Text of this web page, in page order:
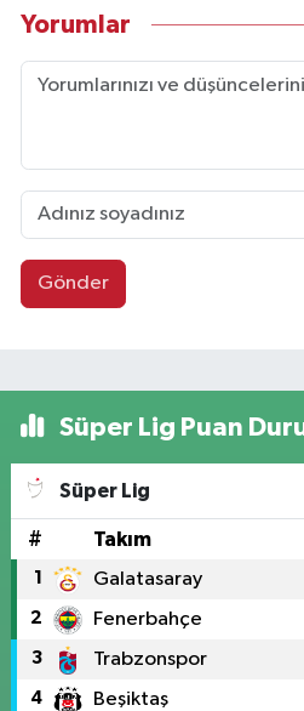
Yorumlar
Gönder
Süper Lig Puan
Süper Lig
# Takım
1 Galatasaray
2 Fenerbahçe
3 Trabzonspor
4 Beşiktaş